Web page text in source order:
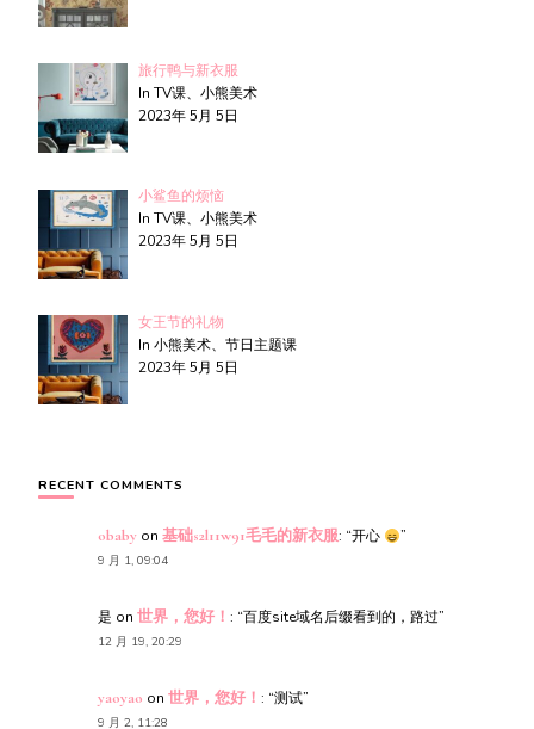
旅行鸭与新衣服
In TV课、小熊美术
2023年 5月 5日
小鲨鱼的烦恼
In TV课、小熊美术
2023年 5月 5日
女王节的礼物
In 小熊美术、节日主题课
2023年 5月 5日
RECENT COMMENTS
obaby on 基础s2l11w91毛毛的新衣服: “开心 ”
9 月 1, 09:04
是 on 世界，您好！ : “百度site域名后缀看到的，路过”
12 月 19, 20:29
yaoyao on 世界，您好！ : “测试”
9 月 2, 11:28